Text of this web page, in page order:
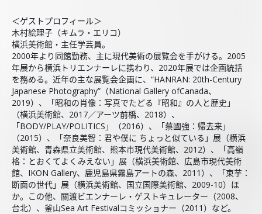
＜ゲストプロフィール＞
木村絵理子（キムラ・エリコ）
横浜美術館・主任学芸員。
2000年より同館勤務、主に現代美術の展覧会を手がける。2005
年展から横浜トリエンナーレに携わり、2020年展では企画統括
を務める。近年の主な展覧会企画に、“HANRAN: 20th-Century
Japanese Photography”（National Gallery ofCanada、
2019）、「昭和の肖像：写真でたどる『昭和』の人と歴史」
（横浜美術館、2017／アーツ前橋、2018）、
「BODY/PLAY/POLITICS」（2016）、「蔡國強：帰去来」
（2015）、「奈良美智：君や僕に ちょっと似ている」展（横浜
美術館、青森県立美術館、熊本市現代美術館、2012）、「高嶺
格：とおくてよくみえない」展（横浜美術館、広島市現代美術
館、IKON Gallery、鹿児島県霧島アートの森、2011）、「束芋：
断面の世代」展（横浜美術館、国立国際美術館、2009-10）ほ
か。この他、關渡ビエンナーレ・ゲストキュレーター（2008、
台北）、釜山Sea Art Festivalコミッショナー（2011）など。